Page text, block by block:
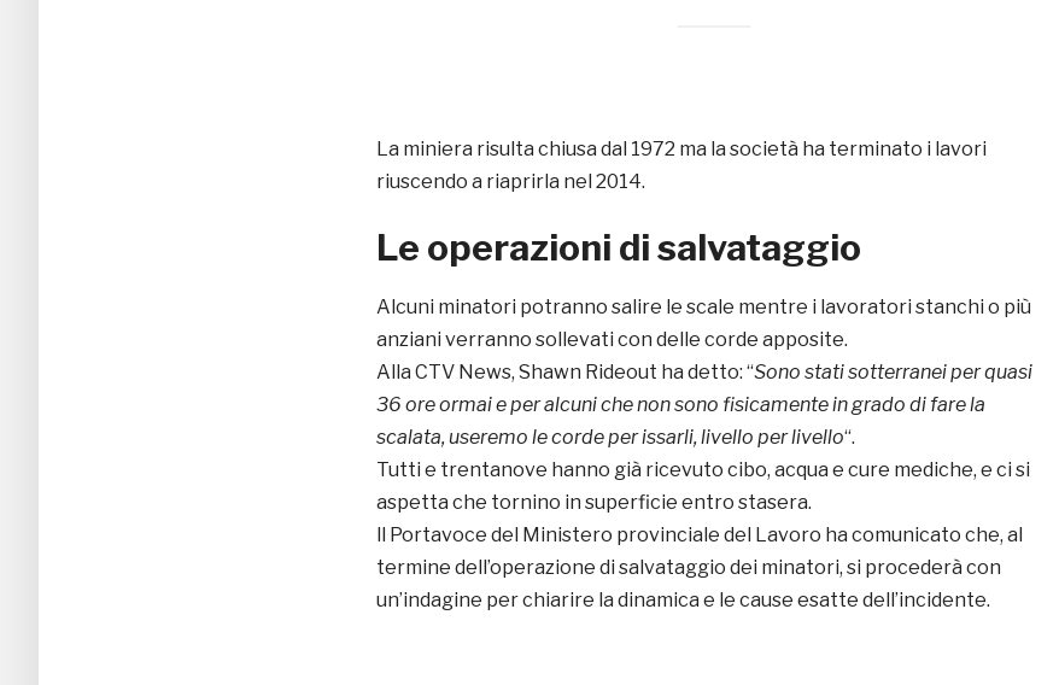
La miniera risulta chiusa dal 1972 ma la società ha terminato i lavori
riuscendo a riaprirla nel 2014.
Le operazioni di salvataggio
Alcuni minatori potranno salire le scale mentre i lavoratori stanchi o più
anziani verranno sollevati con delle corde apposite.
Alla CTV News, Shawn Rideout ha detto: “Sono stati sotterranei per quasi
36 ore ormai e per alcuni che non sono fisicamente in grado di fare la
scalata, useremo le corde per issarli, livello per livello“.
Tutti e trentanove hanno già ricevuto cibo, acqua e cure mediche, e ci si
aspetta che tornino in superficie entro stasera.
ll Portavoce del Ministero provinciale del Lavoro ha comunicato che, al
termine dell’operazione di salvataggio dei minatori, si procederà con
un’indagine per chiarire la dinamica e le cause esatte dell’incidente.